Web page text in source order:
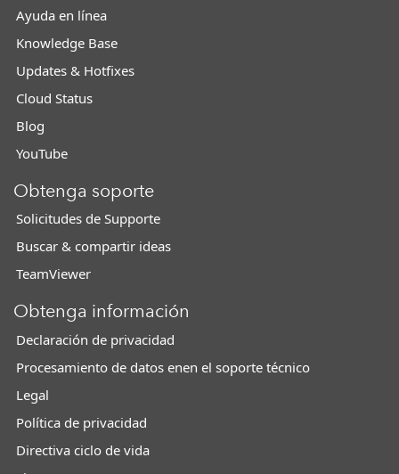
Ayuda en línea
Knowledge Base
Updates & Hotfixes
Cloud Status
Blog
YouTube
Obtenga soporte
Solicitudes de Supporte
Buscar & compartir ideas
TeamViewer
Obtenga información
Declaración de privacidad
Procesamiento de datos enen el soporte técnico
Legal
Política de privacidad
Directiva ciclo de vida